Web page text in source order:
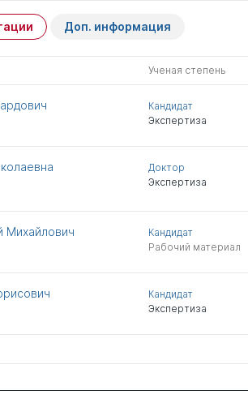
Доп. информация
Ученая степень
Кандидат
Экспертиза
Доктор
Экспертиза
Михайлович
Кандидат
Рабочий материал
Кандидат
Экспертиза